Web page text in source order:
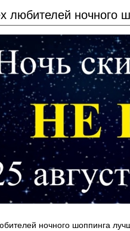
любителей ночного
ночного шоппинга